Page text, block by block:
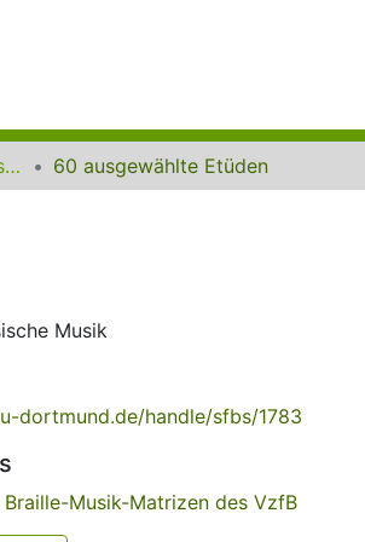
Digitalisierte Braille-Musik-Matrizen des VzfB 60 ausgewählte Etüden
Musik
dortmund.de/handle/sfbs/1783
Musik-Matrizen des VzfB